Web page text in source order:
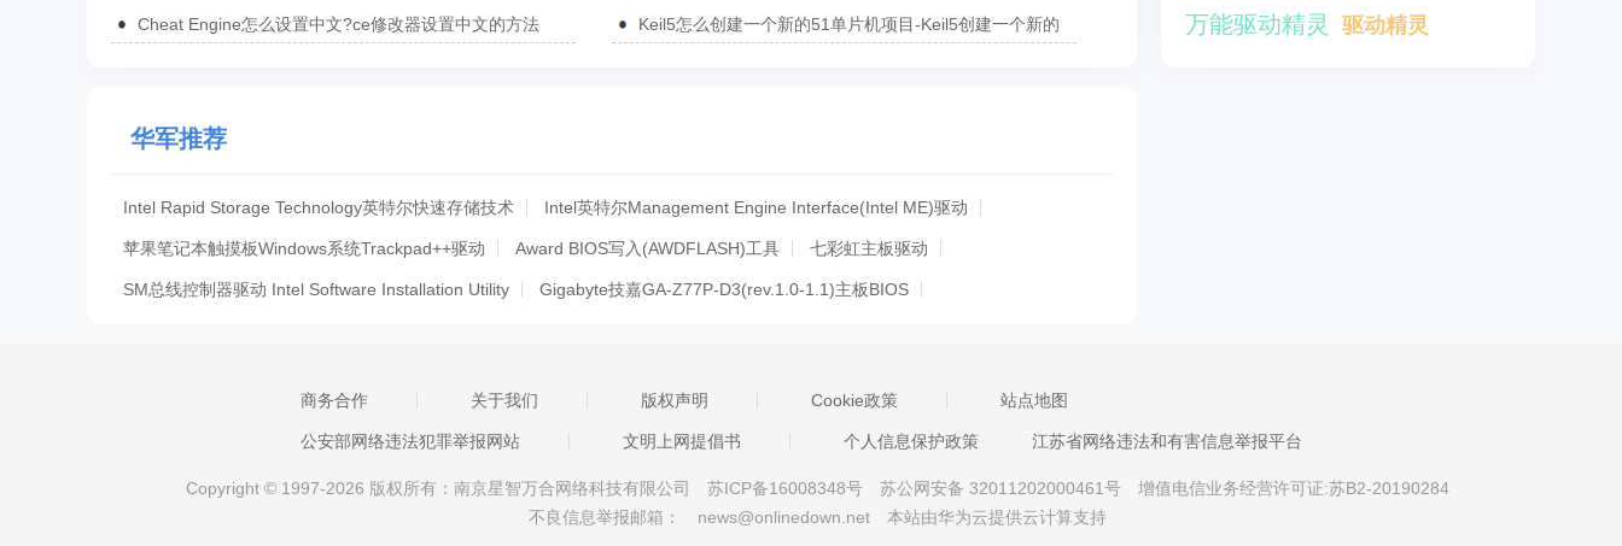
Cheat Engine怎么设置中文?ce修改器设置中文的方法
Keil5怎么创建一个新的51单片机项目-Keil5创建一个新的
华军推荐
Intel Rapid Storage Technology英特尔快速存储技术 Intel英特尔Management Engine Interface(Intel ME)驱动
苹果笔记本触摸板Windows系统Trackpad++驱动 Award BIOS写入(AWDFLASH)工具 七彩虹主板驱动
SM总线控制器驱动 Intel Software Installation Utility Gigabyte技嘉GA-Z77P-D3(rev.1.0-1.1)主板BIOS
asusupdate(华硕主板bios升级工具) 华硕b150主板驱动程序 苹果笔记本Windows系统Power Plan Assistant
Intel英特尔RST快速存储技术驱动 TechPowerUP GPU-Z sm总线控制器驱动(Intel Software Installation Utility)
Intel Chipset Device Software(英特尔芯片组驱动) vista usb 2.0驱动 ClockGen超频工具 盈通945GC主板驱动 For xp
万能驱动精灵 驱动精灵
商务合作 关于我们 版权声明 Cookie政策 站点地图
公安部网络违法犯罪举报网站 文明上网提倡书 个人信息保护政策 江苏省网络违法和有害信息举报平台
Copyright © 1997-2026 版权所有：南京星智万合网络科技有限公司 苏ICP备16008348号 苏公网安备 32011202000461号
增值电信业务经营许可证:苏B2-20190284
不良信息举报邮箱：
news@onlinedown.net 本站由华为云提供云计算支持